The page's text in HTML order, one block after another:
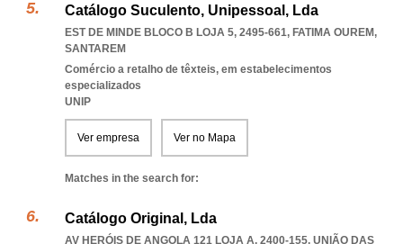
Catálogo Suculento, Unipessoal, Lda
EST DE MINDE BLOCO B LOJA 5, 2495-661, FATIMA OUREM,
SANTAREM
Comércio a retalho de têxteis, em estabelecimentos
especializados
UNIP
Ver empresa Ver no Mapa
Matches in the search for:
Catálogo Original, Lda
AV HERÓIS DE ANGOLA 121 LOJA A, 2400-155, UNIÃO DAS